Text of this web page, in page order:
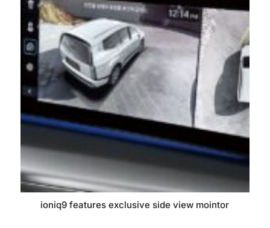
ioniq9 features exclusive side view mointor